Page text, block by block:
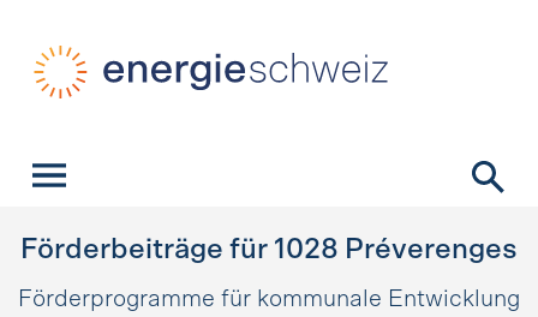
Förderbeiträge für 1028 Préverenges
Förderprogramme für kommunale Entwicklung